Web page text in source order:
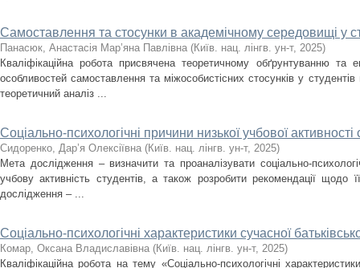
Самоставлення та стосунки в академічному середовищі у
Панасюк, Анастасія Мар’яна Павлівна (Київ. нац. лінгв. ун-т, 2025)
Кваліфікаційна робота присвячена теоретичному обґрунтуванню та
особливостей самоставлення та міжособистісних стосунків у
теоретичний аналіз ...
Соціально-психологічні причини низької учбової активності
Сидоренко, Дар’я Олексіївна (Київ. нац. лінгв. ун-т, 2025)
Мета дослідження – визначити та проаналізувати соціально-
учбову активність студентів, а також розробити рекомендації щодо
дослідження – ...
Соціально-психологічні характеристики сучасної
Комар, Оксана Владиславівна (Київ. нац. лінгв. ун-т, 2025)
Кваліфікаційна робота на тему «Соціально-психологічні